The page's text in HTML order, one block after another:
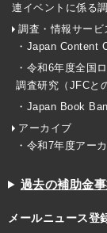
連イベントに係る
調査・情報サービ
・Japan Content
・令和6年度全国
調査研究（JFCと
・Japan Book
アーカイブ
・令和7年度アー
過去の補助金
メールニュース登